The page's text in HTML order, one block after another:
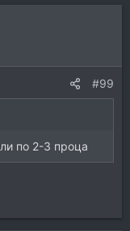
#99
по 2-3 проца